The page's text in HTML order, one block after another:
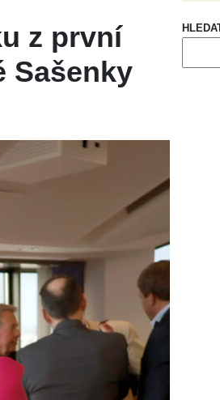
z první
Sašenky